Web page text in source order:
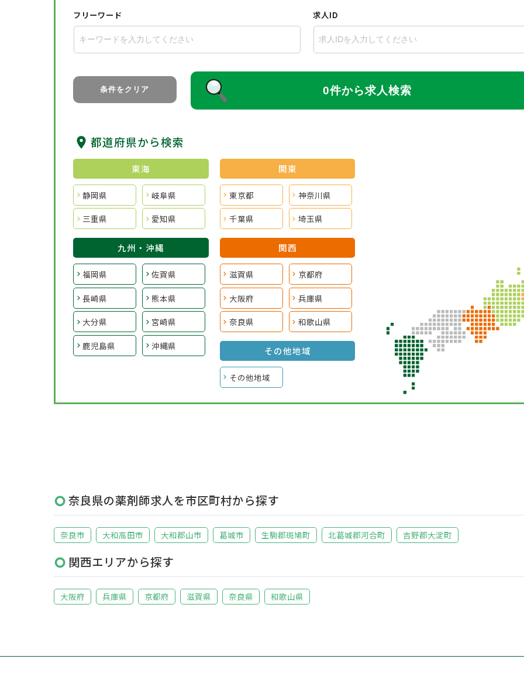
フリーワード 求人ID
条件をクリア 0件から求人検索
都道府県から検索
東海
静岡県 岐阜県
三重県 愛知県
関東
東京都 神奈川県
千葉県 埼玉県
九州・沖縄
福岡県 佐賀県
長崎県 熊本県
大分県 宮崎県
鹿児島県 沖縄県
関西
滋賀県 京都府
大阪府 兵庫県
奈良県 和歌山県
その他地域
その他地域
奈良県の薬剤師求人を市区町村から探す
奈良市 大和高田市 大和郡山市 葛城市 生駒郡斑鳩町 北葛城郡河合町 吉野郡大淀町
関西エリアから探す
大阪府 兵庫県 京都府 滋賀県 奈良県 和歌山県